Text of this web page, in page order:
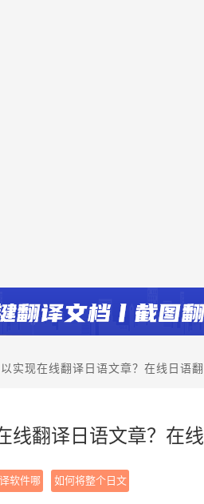
实现在线翻译日语文章？在线日语翻
线翻译日语文章？在
软件哪
如何将整个日文